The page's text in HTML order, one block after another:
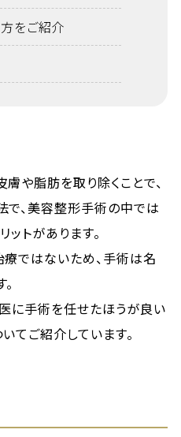
をご紹介
や脂肪を取り除くことで、
で、美容整形手術の中では
ットがあります。
ではないため、手術は名
に手術を任せたほうが良い
てご紹介しています。